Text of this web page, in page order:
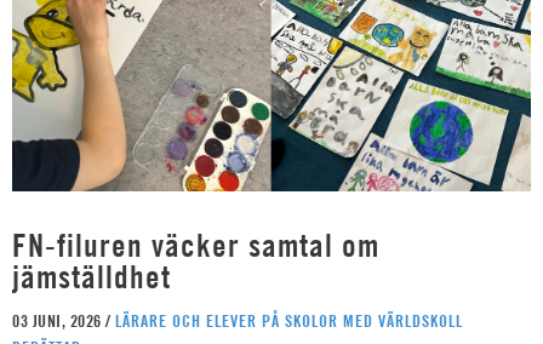
FN-filuren väcker samtal om
jämställdhet
03 JUNI, 2026 / LÄRARE OCH ELEVER PÅ SKOLOR MED VÄRLDSKOLL